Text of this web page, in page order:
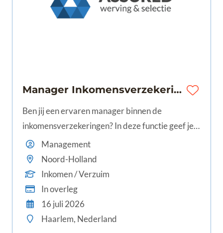
Manager Inkomensverzekeringen | 32-40 uur | Noord-Holland
Ben jij een ervaren manager binnen de
inkomensverzekeringen? In deze functie geef je
leiding aan meerdere teams, werk je aan
procesverbeteringen en draag je bij aan een
optimale dienstverlening voor klanten en
adviseurs.
Management
Noord-Holland
Inkomen / Verzuim
In overleg
16 juli 2026
Haarlem, Nederland